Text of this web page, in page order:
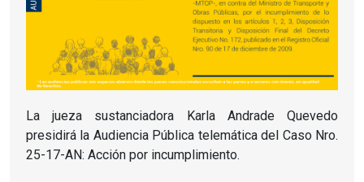
La jueza sustanciadora Karla Andrade Quevedo
presidirá la Audiencia Pública telemática del Caso Nro.
25-17-AN: Acción por incumplimiento.